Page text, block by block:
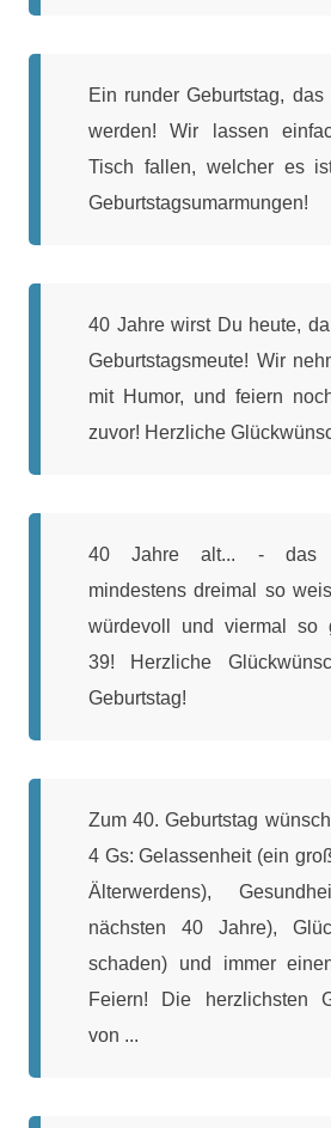
Ein runder Geburtstag, das
werden! Wir lassen
Tisch fallen, welcher es
Geburtstagsumarmungen!
40 Jahre wirst Du heute,
Geburtstagsmeute! Wir
mit Humor, und feiern
zuvor! Herzliche
40 Jahre alt... - das
mindestens dreimal so
würdevoll und viermal so
39! Herzliche
Geburtstag!
Zum 40. Geburtstag
4 Gs: Gelassenheit (ein
Älterwerdens),
nächsten 40 Jahre),
schaden) und immer
Feiern! Die herzlichsten
von ...